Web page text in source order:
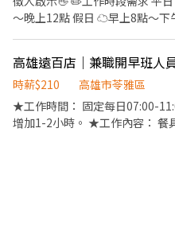
聚會
～晚上12點 假日 ☁️早上8點～
會，會有專業教學標準流程！🧑‍🏫 ⭐️彈性時段排班 ⭐️可配合學
上、下課時段排班 ✏️上班地點 📍高雄市苓雅區五福一路22號（文化
中心對面） （07）2223828 ✏️關於薪資 💰196元起/時 享勞健保、
外送津貼10元/單 💸發薪日：每月10日、25日
高雄遠百店｜兼職開早班人
時薪$210
高雄市苓雅區
★工作時間： 固定每日07:00-
增加1-2小時。 ★工作內容： 餐具檢查、環境打掃、餐前檢查、維